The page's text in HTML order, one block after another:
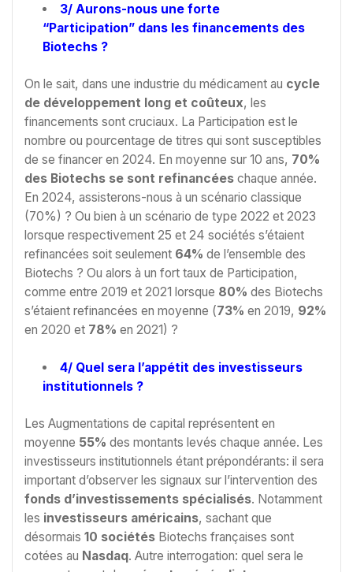
3/ Aurons-nous une forte
“Participation” dans les financements des
Biotechs ?
On le sait, dans une industrie du médicament au cycle
de développement long et coûteux, les
financements sont cruciaux. La Participation est le
nombre ou pourcentage de titres qui sont susceptibles
de se financer en 2024. En moyenne sur 10 ans, 70%
des Biotechs se sont refinancées chaque année.
En 2024, assisterons-nous à un scénario classique
(70%) ? Ou bien à un scénario de type 2022 et 2023
lorsque respectivement 25 et 24 sociétés s’étaient
refinancées soit seulement 64% de l’ensemble des
Biotechs ? Ou alors à un fort taux de Participation,
comme entre 2019 et 2021 lorsque 80% des Biotechs
s’étaient refinancées en moyenne (73% en 2019, 92%
en 2020 et 78% en 2021) ?
4/ Quel sera l’appétit des investisseurs
institutionnels ?
Les Augmentations de capital représentent en
moyenne 55% des montants levés chaque année. Les
investisseurs institutionnels étant prépondérants: il sera
important d’observer les signaux sur l’intervention des
fonds d’investissements spécialisés. Notamment
les investisseurs américains, sachant que
désormais 10 sociétés Biotechs françaises sont
cotées au Nasdaq. Autre interrogation: quel sera le